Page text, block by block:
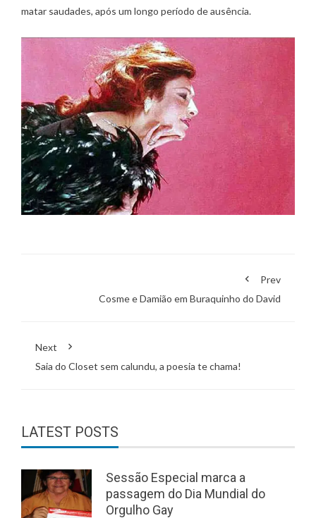
matar saudades, após um longo período de ausência.
Prev
Cosme e Damião em Buraquinho do David
Next
Saia do Closet sem calundu, a poesia te chama!
LATEST POSTS
Sessão Especial marca a
passagem do Dia Mundial do
Orgulho Gay